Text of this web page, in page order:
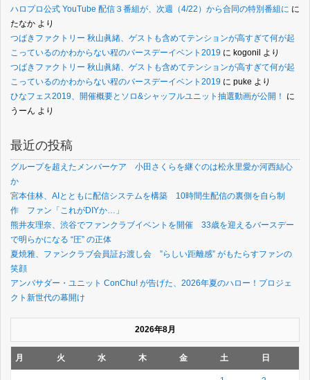
ハロプロ公式 YouTube 配信３番組が、次週（4/22）から合同の特別番組に に
たなか より
つばきファクトリー 秋山眞緒、ゲストも含めてテンションが高すぎて何が起
こっているのかわからない程のバースデーイベント2019 に kogonil より
つばきファクトリー 秋山眞緒、ゲストも含めてテンションが高すぎて何が起
こっているのかわからない程のバースデーイベント2019 に puke より
ひなフェス2019、開催概要とソロ&シャッフルユニット抽選動画が公開！
に
うーん より
最近の投稿
グループを超えたメンバーケア 小田さくらを継ぐのは松永里愛か河西結心
か
宮本佳林、AIとともに配信システムを構築 10時間生配信の裏側を自ら制
作 ファン「これがDIYか…」
熊井友理奈、渋谷でファンクラブイベントを開催 33歳を迎えるバースデー
で明らかになる “圧” の正体
夏焼雅、ファンクラブ会員証お渡し会 ”らしい距離感” がもたらすファンの
笑顔
アンバサダー・ユニット ConChu! が告げた、2026年夏のハロー！プロジェ
クト新世代の幕開け
2026年8月
月 火 水 木 金 土 日